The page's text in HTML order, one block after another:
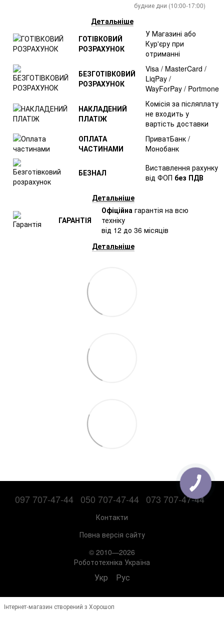
будние дни (10:00-17:00)
Детальніше
ГОТІВКОВИЙ
РОЗРАХУНОК
У Магазині або
Кур'єру при
отриманні
БЕЗГОТІВКОВИЙ
РОЗРАХУНОК
Visa / MasterCard /
LiqPay /
WayForPay / Portmone
НАКЛАДЕНИЙ
ПЛАТІЖ
Комісія за післяплату
не входить у
вартість доставки
ОПЛАТА
ЧАСТИНАМИ
ПриватБанк /
Монобанк
БЕЗНАЛ
Виставлення рахунку
від ФОП без ПДВ
Детальніше
ГАРАНТІЯ
Офіційна гарантія на всю
техніку
від 12 до 36 місяців
Детальніше
097 707-47-44 050 707-47-44 073 707-47-44
Контакти
Повна версія сайту
© 2010—2026
Робототехніка Україна
Укр Рус
Інтернет-магазин створений з Хорошоп